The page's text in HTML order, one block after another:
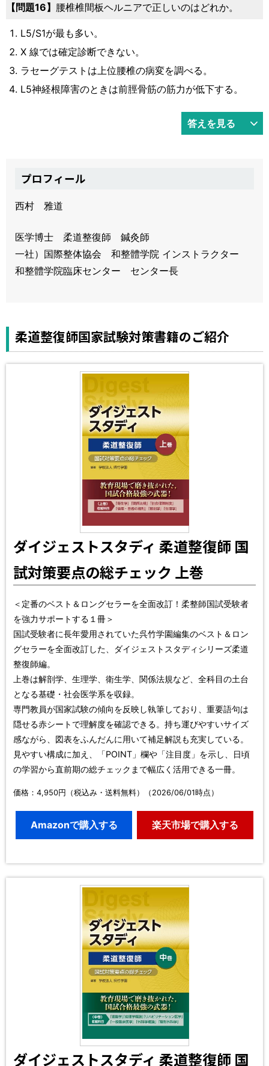
問題16 腰椎椎間板ヘルニアで正しいのはどれか。
L5/S1が最も多い。
X 線では確定診断できない。
ラセーグテストは上位腰椎の病変を調べる。
L5神経根障害のときは前脛骨筋の筋力が低下する。
答えを見る
プロフィール
西村 雅道
医学博士 柔道整復師 鍼灸師
一社）国際整体協会 和整體学院 インストラクター
和整體学院臨床センター センター長
柔道整復師国家試験対策書籍のご紹介
ダイジェストスタディ 柔道整復師 国
試対策要点の総チェック 上巻
＜定番のベスト＆ロングセラーを全面改訂！柔整師国試受験者
を強力サポートする１冊＞
国試受験者に長年愛用されていた呉竹学園編集のベスト＆ロン
グセラーを全面改訂した、ダイジェストスタディシリーズ柔道
整復師編。
上巻は解剖学、生理学、衛生学、関係法規など、全科目の土台
となる基礎・社会医学系を収録。
専門教員が国家試験の傾向を反映し執筆しており、重要語句は
隠せる赤シートで理解度を確認できる。持ち運びやすいサイズ
感ながら、図表をふんだんに用いて補足解説も充実している。
見やすい構成に加え、「POINT」欄や「注目度」を示し、日頃
の学習から直前期の総チェックまで幅広く活用できる一冊。
価格：4,950円（税込み・送料無料）（2026/06/01時点）
Amazonで購入する 楽天市場で購入する
ダイジェストスタディ 柔道整復師 国